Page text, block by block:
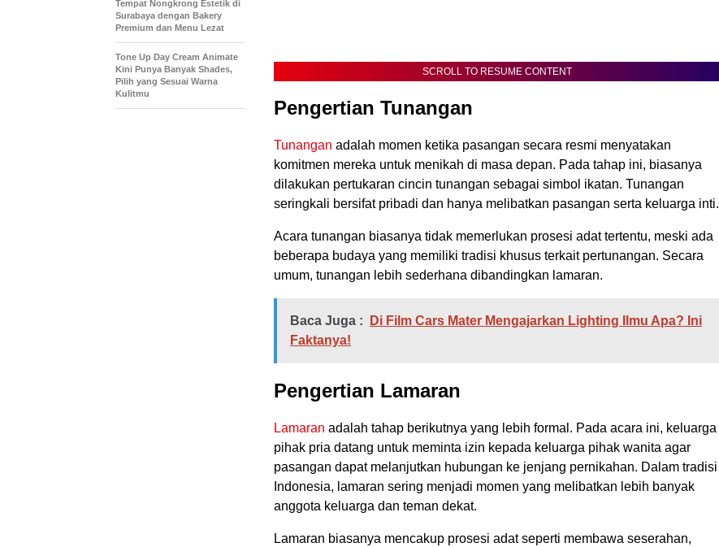
SCROLL TO RESUME CONTENT
Pengertian Tunangan
Tunangan adalah momen ketika pasangan secara resmi menyatakan
komitmen mereka untuk menikah di masa depan. Pada tahap ini, biasanya
dilakukan pertukaran cincin tunangan sebagai simbol ikatan. Tunangan
seringkali bersifat pribadi dan hanya melibatkan pasangan serta keluarga inti.
Acara tunangan biasanya tidak memerlukan prosesi adat tertentu, meski ada
beberapa budaya yang memiliki tradisi khusus terkait pertunangan. Secara
umum, tunangan lebih sederhana dibandingkan lamaran.
Baca Juga :
Di Film Cars Mater Mengajarkan Lighting Ilmu Apa? Ini
Faktanya!
Pengertian Lamaran
Lamaran adalah tahap berikutnya yang lebih formal. Pada acara ini, keluarga
pihak pria datang untuk meminta izin kepada keluarga pihak wanita agar
pasangan dapat melanjutkan hubungan ke jenjang pernikahan. Dalam tradisi
Indonesia, lamaran sering menjadi momen yang melibatkan lebih banyak
anggota keluarga dan teman dekat.
Lamaran biasanya mencakup prosesi adat seperti membawa seserahan,
Tempat Nongkrong Estetik di
Surabaya dengan Bakery
Premium dan Menu Lezat
Tone Up Day Cream Animate
Kini Punya Banyak Shades,
Pilih yang Sesuai Warna
Kulitmu